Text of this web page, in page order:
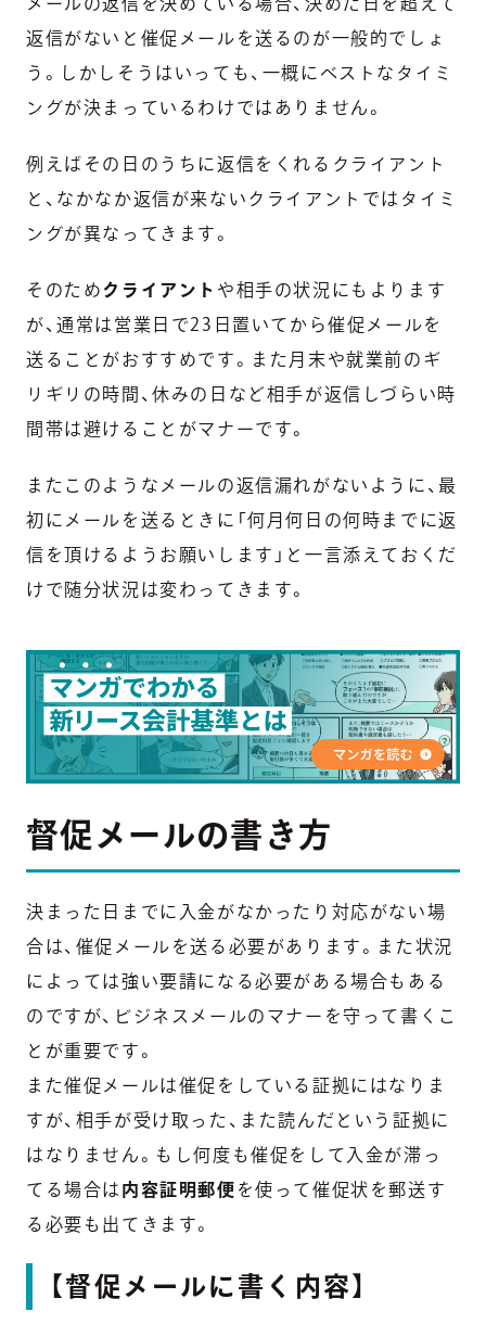
返信がないと催促メールを送るのが一般的でしょ
う。しかしそうはいっても、一概にベストなタイミ
ングが決まっているわけではありません。
例えばその日のうちに返信をくれるクライアント
と、なかなか返信が来ないクライアントでは タイミ
ングが異なってきます。
そのため クライアント や相手の状況にもよります
が、通常は営業日で23日置いてから催促メールを
送ることがおすすめです。
また月末や就業前のギ
リギリの時間、休みの日など相手が返信しづらい時
間帯は避けることがマナーです。
またこのようなメールの返信漏れがないように、最
初にメールを送るときに 「何月何日の何時までに返
信を頂けるようお願いします」 と一言添えておくだ
けで随分状況は変わってきます。
督促メールの書き方
決まった日までに入金がなかったり対応がない場
合は、催促メールを送る必要があります。また状況
によっては強い要請になる必要がある場合もある
のですが、
ビジネスメールのマナーを守って書くこ
とが重要です。
また催促メールは催促をしている証拠にはなりま
すが、 相手が受け取った、また読んだという証拠に
はなりません。 もし何度も催促をして入金が滞っ
てる場合は 内容証明郵便 を使って催促状を郵送す
る必要も出てきます。
【督促メールに書く内容】